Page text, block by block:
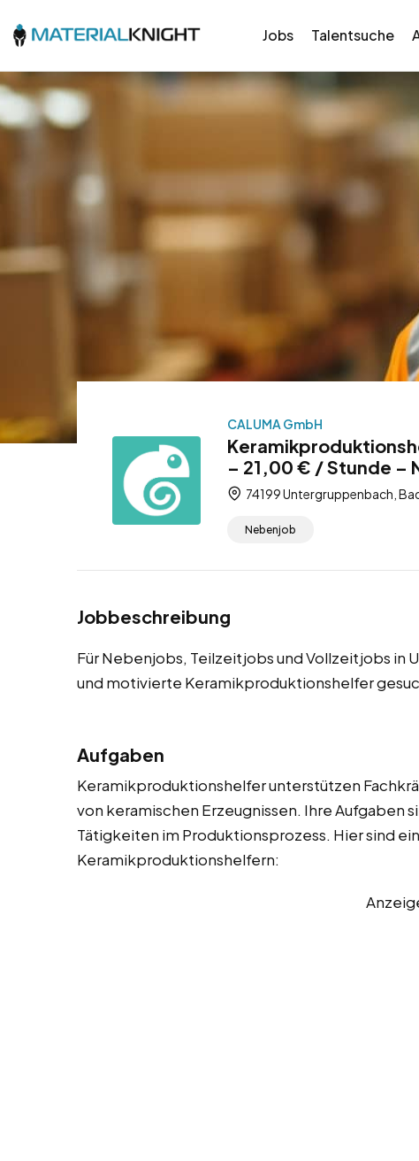
Jobs Talentsuche
CALUMA GmbH
– 21,00 € / Stunde –
74199 Untergruppenbach,
Nebenjob
Jobbeschreibung
Für Nebenjobs, Teilzeitjobs und Vollzeitjobs in
und motivierte Keramikproduktionshelfer
Aufgaben
Keramikproduktionshelfer unterstützen
von keramischen Erzeugnissen. Ihre Aufgaben
Tätigkeiten im Produktionsprozess. Hier sind
Keramikproduktionshelfern: